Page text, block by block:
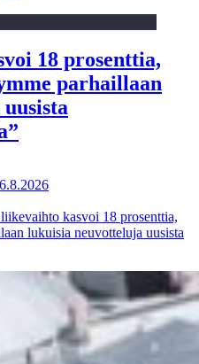
18 prosenttia,
parhaillaan
6.8.2026
kasvoi 18 prosenttia,
lukuisia neuvotteluja uusista